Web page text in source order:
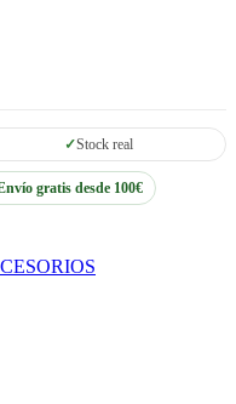
Stock real
gratis desde 100€